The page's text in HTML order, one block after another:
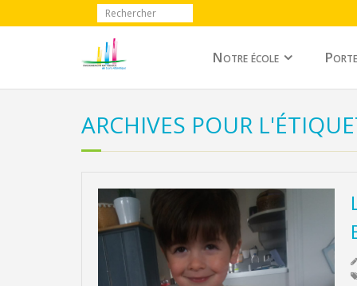
Notre école
ARCHIVES POUR